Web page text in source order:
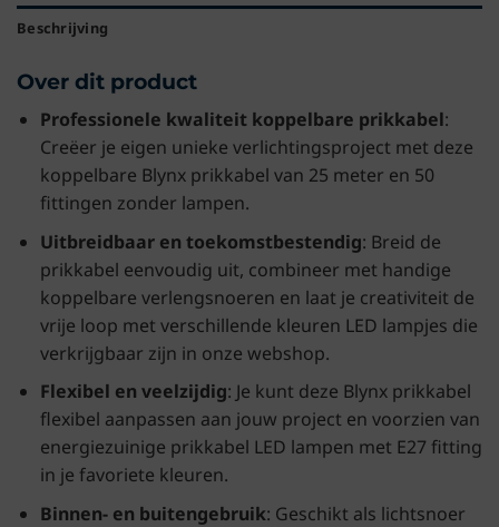
Beschrijving
Over dit product
Professionele kwaliteit koppelbare prikkabel:
Creëer je eigen unieke verlichtingsproject met deze
koppelbare Blynx prikkabel van 25 meter en 50
fittingen zonder lampen.
Uitbreidbaar en toekomstbestendig: Breid de
prikkabel eenvoudig uit, combineer met handige
koppelbare verlengsnoeren en laat je creativiteit de
vrije loop met verschillende kleuren LED lampjes die
verkrijgbaar zijn in onze webshop.
Flexibel en veelzijdig: Je kunt deze Blynx prikkabel
flexibel aanpassen aan jouw project en voorzien van
energiezuinige prikkabel LED lampen met E27 fitting
in je favoriete kleuren.
Binnen- en buitengebruik: Geschikt als lichtsnoer